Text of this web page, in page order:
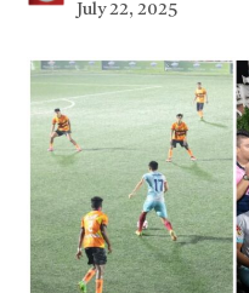
July 22, 2025